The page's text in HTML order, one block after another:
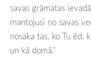
savas grāmatas
mantojusi no savas
nosaka tas, ko Tu ēd,
un kā domā."